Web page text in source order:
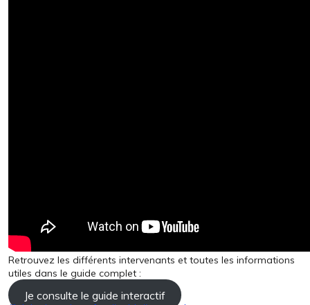
Retrouvez les différents intervenants et toutes les informations
utiles dans le guide complet :
Je consulte le guide interactif